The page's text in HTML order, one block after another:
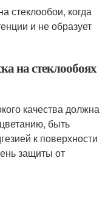
стеклообои, когда
и не образует
на стеклообоях
качества должна
быть
к поверхности
защиты от